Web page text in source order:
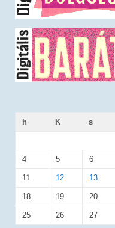
h
K s
4 5 6
11 12 13
18 19 20
25 26 27